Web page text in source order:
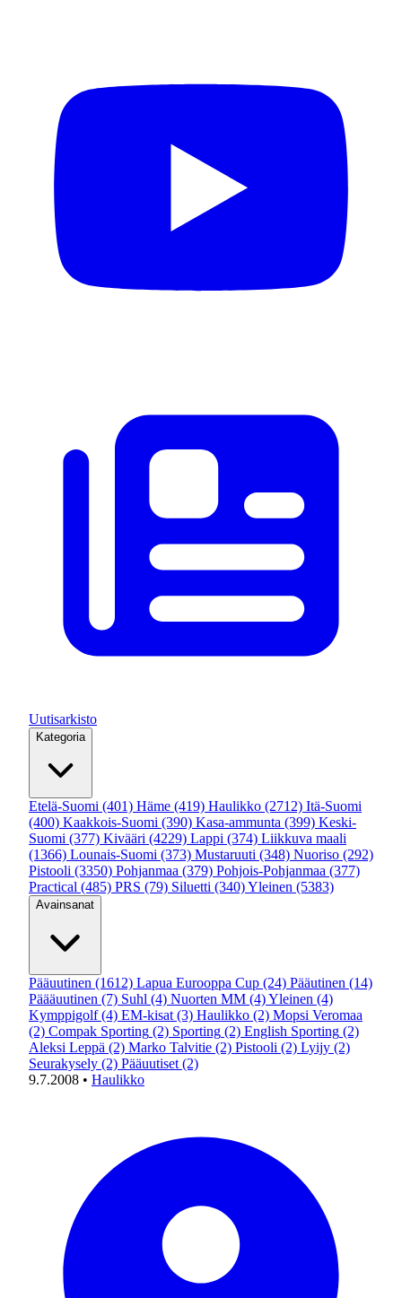
Uutisarkisto
Kategoria
Etelä-Suomi (401) Häme (419) Haulikko (2712) Itä-Suomi
(400) Kaakkois-Suomi (390) Kasa-ammunta (399) Keski-
Suomi (377) Kivääri (4229) Lappi (374) Liikkuva maali
(1366) Lounais-Suomi (373) Mustaruuti (348) Nuoriso (292)
Pistooli (3350) Pohjanmaa (379) Pohjois-Pohjanmaa (377)
Practical (485) PRS (79) Siluetti (340)Yleinen (5383)
Avainsanat
Pääuutinen (1612) Lapua Eurooppa Cup (24) Pääutinen (14)
Päääuutinen (7) Suhl (4) Nuorten MM (4)Yleinen (4)
Kymppigolf (4) EM-kisat (3) Haulikko (2) Mopsi Veromaa
(2) Compak Sporting (2) Sporting (2) English Sporting (2)
Aleksi Leppä (2) Marko Talvitie (2) Pistooli (2) Lyijy (2)
Seurakysely (2) Pääuutiset (2)
9.7.2008 • Haulikko